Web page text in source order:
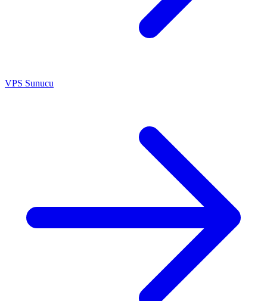
VPS Sunucu